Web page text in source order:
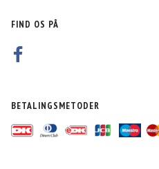
FIND OS PÅ
BETALINGSMETODER